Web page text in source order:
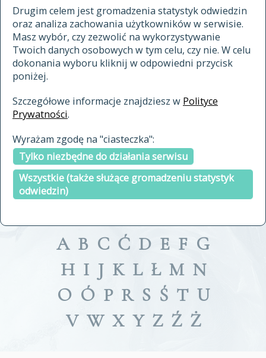
Drugim celem jest gromadzenia statystyk odwiedzin
oraz analiza zachowania użytkowników w serwisie.
Masz wybór, czy zezwolić na wykorzystywanie
Twoich danych osobowych w tym celu, czy nie. W celu
dokonania wyboru kliknij w odpowiedni przycisk
poniżej.
Szczegółowe informacje znajdziesz w Polityce
Prywatności.
Wyrażam zgodę na "ciasteczka":
Tylko niezbędne do działania serwisu
Wszystkie (także służące gromadzeniu statystyk
odwiedzin)
materiały archiwalne
cytowanie
kontakt
indeksie
a fronte
a tergo
A B C Ć D E F G
H I J K L Ł M N
O Ó P R S Ś T U
V W X Y Z Ź Ż